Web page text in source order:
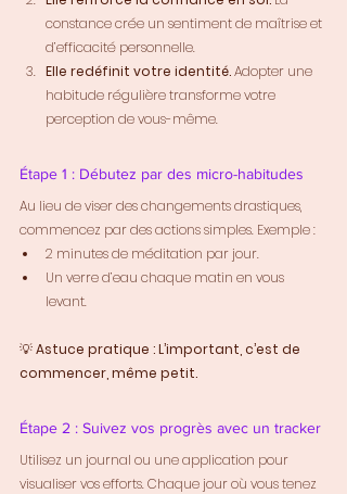
constance crée un sentiment de maîtrise et
d’efficacité personnelle.
Elle redéfinit votre identité. Adopter une
habitude régulière transforme votre
perception de vous-même.
Étape 1 : Débutez par des micro-habitudes
Au lieu de viser des changements drastiques,
commencez par des actions simples. Exemple :
2 minutes de méditation par jour.
Un verre d’eau chaque matin en vous
levant.
💡 Astuce pratique : L’important, c’est de
commencer, même petit.
Étape 2 : Suivez vos progrès avec un tracker
Utilisez un journal ou une application pour
visualiser vos efforts. Chaque jour où vous tenez